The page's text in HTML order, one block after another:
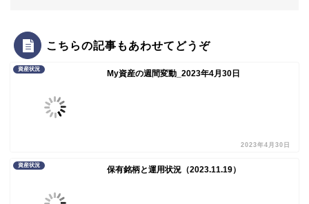
こちらの記事もあわせてどうぞ
資産状況 My資産の週間変動_2023年4月30日
2023年4月30日
資産状況 保有銘柄と運用状況（2023.11.19）